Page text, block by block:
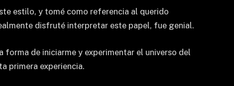
estilo, y tomé como referencia al querido
disfruté interpretar este papel, fue genial.
forma de iniciarme y experimentar el universo del
primera experiencia.